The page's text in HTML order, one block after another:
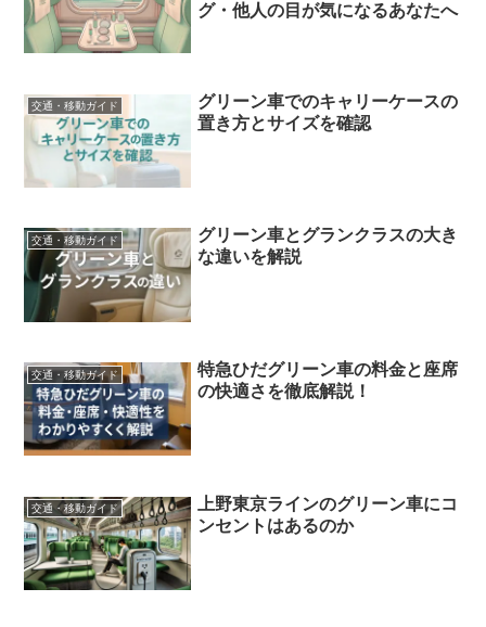
グ・他人の目が気になるあなたへ
交通・移動ガイド
グリーン車でのキャリーケースの
置き方とサイズを確認
交通・移動ガイド
グリーン車とグランクラスの大き
な違いを解説
交通・移動ガイド
特急ひだグリーン車の料金と座席
の快適さを徹底解説！
交通・移動ガイド
上野東京ラインのグリーン車にコ
ンセントはあるのか